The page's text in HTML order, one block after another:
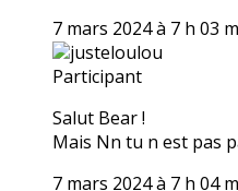
7 mars 2024 à 7 h 03
justeloulou
Participant
Salut Bear !
Mais Nn tu n est pas
7 mars 2024 à 7 h 04